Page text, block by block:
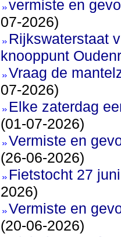
vermiste en
07-2026)
Rijkswaterstaat
knooppunt
Vraag de
07-2026)
Elke zaterdag
(01-07-2026)
Vermiste en
(26-06-2026)
Fietstocht 27
2026)
Vermiste en
(20-06-2026)